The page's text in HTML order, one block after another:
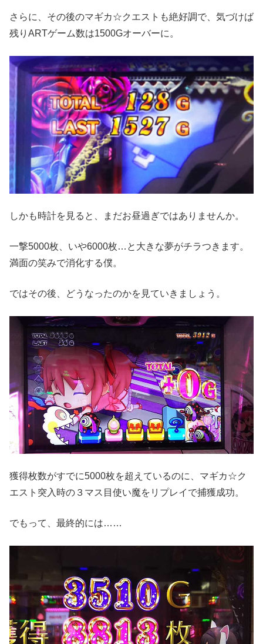
さらに、その後のマギカ☆クエストも絶好調で、気づけば
残りARTゲーム数は1500Gオーバーに。
しかも時計を見ると、まだお昼過ぎではありませんか。
一撃5000枚、いや6000枚…と大きな夢がチラつきます。
満面の笑みで消化する僕。
ではその後、どうなったのかを見ていきましょう。
獲得枚数がすでに5000枚を超えているのに、マギカ☆ク
エスト突入時の３マス目使い魔をリプレイで捕獲成功。
でもって、最終的には……